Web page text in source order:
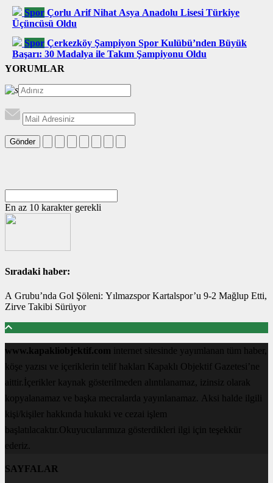
Spor Çorlu Arif Nihat Asya Anadolu Lisesi Türkiye
Üçüncüsü Oldu
Spor Çerkezköy Şampiyon Spor Kulübü’nden Büyük
Başarı: 30 Madalya ile Takım Şampiyonu Oldu
YORUMLAR
Gönder
En az 10 karakter gerekli
Sıradaki haber:
A Grubu’nda Gol Şöleni: Yılmazspor Kartalspor’u 9-2 Mağlup Etti,
Zirve Takibi Sürüyor
www.kapakliobjektif.com internet sitesinde yayımlanan tüm haber,
köşe yazısı ve içeriklerin telif hakları Kapaklı Objektif Gazetesi’ne
aittir.İçerikler kaynak gösterilmeden alıntılanamaz, izinsiz olarak
kopyalanamaz ve başka mecralarda yayınlanamaz. Aksi halde ilgili
kişi/kişiler hakkında hukuki ve cezai işlem
başlatılacaktır.Okuyucularımıza gösterdikleri ilgi için teşekkür
ederiz.
SAYFALAR